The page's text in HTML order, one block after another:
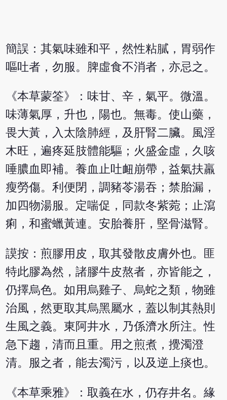
簡誤：其氣味雖和平，然性粘膩，胃弱作
嘔吐者，勿服。脾虛食不消者，亦忌之。
《本草蒙筌》：味甘、辛，氣平。微溫。
味薄氣厚，升也，陽也。無毒。使山藥，
畏大黃，入太陰肺經，及肝腎二臟。風淫
木旺，遍疼延肢體能驅；火盛金虛，久咳
唾膿血即補。養血止吐衄崩帶，益氣扶羸
瘦勞傷。利便閉，調豬苓湯吞；禁胎漏，
加四物湯服。定喘促，同款冬紫菀；止瀉
痢，和蜜蠟黃連。安胎養肝，堅骨滋腎。
謨按：煎膠用皮，取其發散皮膚外也。匪
特此膠為然，諸膠牛皮熬者，亦皆能之，
仍擇烏色。如用烏雞子、烏蛇之類，物雖
治風，然更取其烏黑屬水，蓋以制其熱則
生風之義。東阿井水，乃係濟水所注。性
急下趨，清而且重。用之煎煮，攪濁澄
清。服之者，能去濁污，以及逆上痰也。
《本草乘雅》：取義在水，仍存井名。緣